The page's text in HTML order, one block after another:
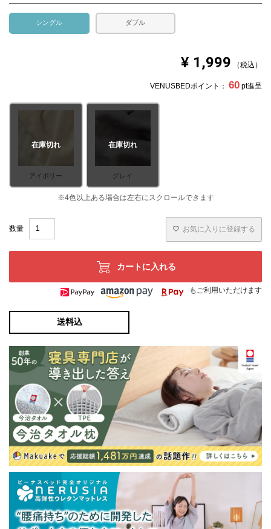
シングル ダブル
¥ 1,999 税込
VENUSBEDポイント： 60 pt進呈
アイボリー
在庫切れ
グレイ
在庫切れ
お気に入りに登録する
カートに入れる
もご利用いただけます
送料込